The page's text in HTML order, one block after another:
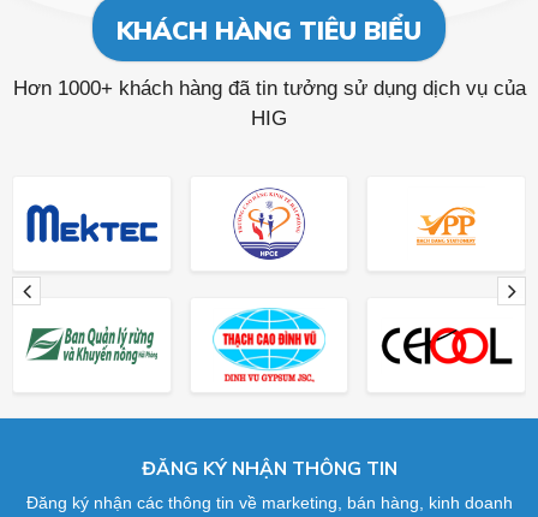
KHÁCH HÀNG TIÊU BIỂU
Hơn 1000+ khách hàng đã tin tưởng sử dụng dịch vụ của
HIG
ĐĂNG KÝ NHẬN THÔNG TIN
Đăng ký nhận các thông tin về marketing, bán hàng, kinh doanh